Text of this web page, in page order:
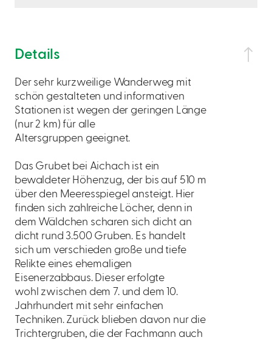
Details
Der sehr kurzweilige Wanderweg mit
schön gestalteten und informativen
Stationen ist wegen der geringen Länge
(nur 2 km) für alle
Altersgruppen geeignet.
Das Grubet bei Aichach ist ein
bewaldeter Höhenzug, der bis auf 510 m
über den Meeresspiegel ansteigt. Hier
finden sich zahlreiche Löcher, denn in
dem Wäldchen scharen sich dicht an
dicht rund 3.500 Gruben. Es handelt
sich um verschieden große und tiefe
Relikte eines ehemaligen
Eisenerzabbaus. Dieser erfolgte
wohl zwischen dem 7. und dem 10.
Jahrhundert mit sehr einfachen
Techniken. Zurück blieben davon nur die
Trichtergruben, die der Fachmann auch